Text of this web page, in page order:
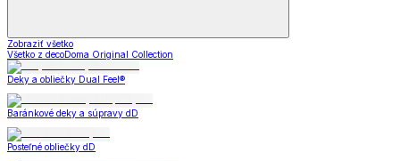
Zobraziť všetko
Všetko z decoDoma Original Collection
Deky a obliečky Dual Feel®
Baránkové deky a súpravy dD
Posteľné obliečky dD